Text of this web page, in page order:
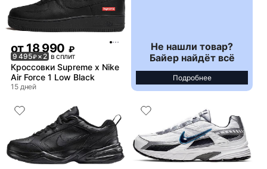
от18 990 ₽
9 495₽× 2 в сплит
Кроссовки Supreme x Nike
Air Force 1 Low Black
15 дней
Не нашли товар?
Байер найдёт всё
Подробнее